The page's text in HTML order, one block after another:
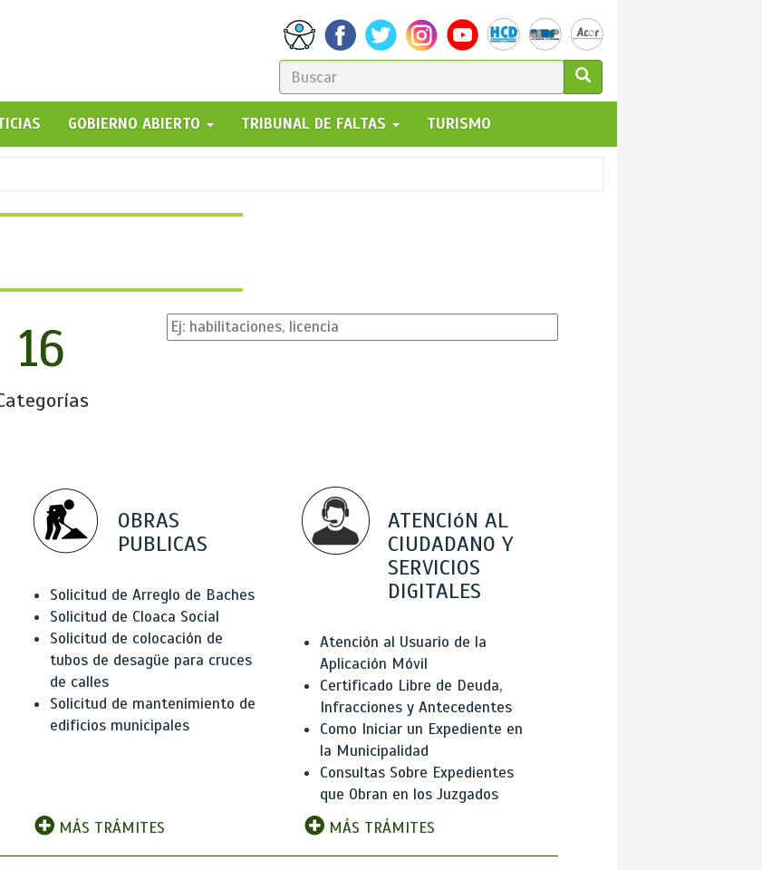
FORMULARIO
DE
BÚSQUEDA
GO!
GOBIERNO ABIERTO TRIBUNAL DE FALTAS TURISMO
16
OBRAS
PUBLICAS
Solicitud de Arreglo de Baches
Solicitud de Cloaca Social
Solicitud de colocación de
tubos de desagüe para cruces
de calles
Solicitud de mantenimiento de
edificios municipales
MÁS TRÁMITES
ATENCIóN AL
CIUDADANO Y
SERVICIOS
DIGITALES
Atención al Usuario de la
Aplicación Móvil
Certificado Libre de Deuda,
Infracciones y Antecedentes
Como Iniciar un Expediente en
la Municipalidad
Consultas Sobre Expedientes
que Obran en los Juzgados
MÁS TRÁMITES